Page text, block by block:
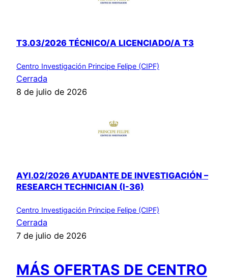
T3.03/2026 TÉCNICO/A LICENCIADO/A T3
Centro Investigación Principe Felipe (CIPF)
Cerrada
8 de julio de 2026
AYI.02/2026 AYUDANTE DE INVESTIGACIÓN –
RESEARCH TECHNICIAN (I-36)
Centro Investigación Principe Felipe (CIPF)
Cerrada
7 de julio de 2026
MÁS OFERTAS DE CENTRO